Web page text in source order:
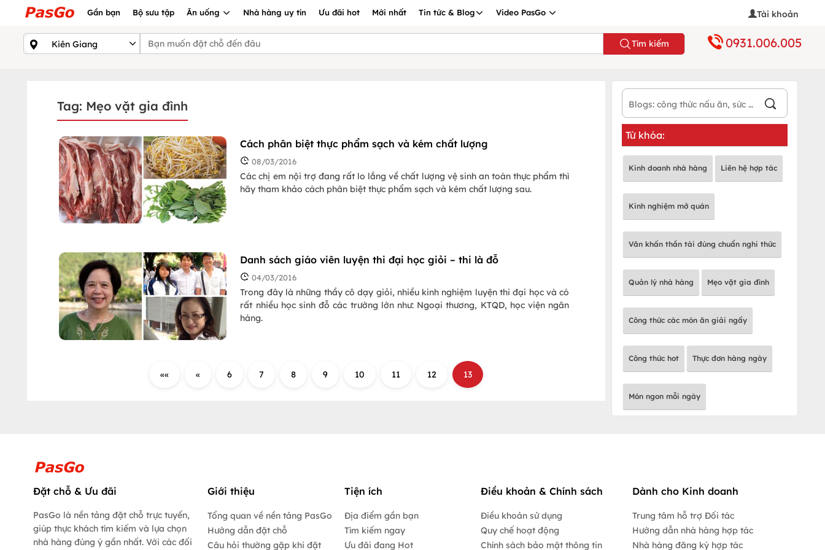
Gần bạn Bộ sưu tập Ăn uống Nhà hàng uy tín Ưu đãi hot Mới nhất Tin tức & Blog Video PasGo Tài khoản
Tìm kiếm 0931.006.005
Tag: Mẹo vặt gia đình
Cách phân biệt thực phẩm sạch và kém chất lượng
08/03/2016
Các chị em nội trợ đang rất lo lắng về chất lượng vệ sinh an toàn thực phẩm thì
hãy tham khảo cách phân biệt thực phẩm sạch và kém chất lượng sau.
Danh sách giáo viên luyện thi đại học giỏi – thi là đỗ
04/03/2016
Trong đây là những thầy cô dạy giỏi, nhiều kinh nghiệm luyện thi đại học và có
rất nhiều học sinh đỗ các trường lớn như: Ngoại thương, KTQD, học viện ngân
hàng.
«« « 6 7 8 9 10 11 12 13
Từ khóa:
Kinh doanh nhà hàng Liên hệ hợp tác
Kinh nghiệm mở quán
Văn khấn thần tài đúng chuẩn nghi thức
Quản lý nhà hàng Mẹo vặt gia đình
Công thức các món ăn giải ngấy
Công thức hot Thực đơn hàng ngày
Món ngon mỗi ngày
Đặt chỗ & Ưu đãi
PasGo là nền tảng đặt chỗ trực tuyến,
giúp thực khách tìm kiếm và lựa chọn
nhà hàng đúng ý gần nhất. Với các đối
Giới thiệu
Tổng quan về nền tảng PasGo
Hướng dẫn đặt chỗ
Câu hỏi thường gặp khi đặt
Tiện ích
Địa điểm gần bạn
Tìm kiếm ngay
Ưu đãi đang Hot
Điều khoản & Chính sách
Điều khoản sử dụng
Quy chế hoạt động
Chính sách bảo mật thông tin
Dành cho Kinh doanh
Trung tâm hỗ trợ Đối tác
Hướng dẫn nhà hàng hợp tác
Nhà hàng đăng ký hợp tác